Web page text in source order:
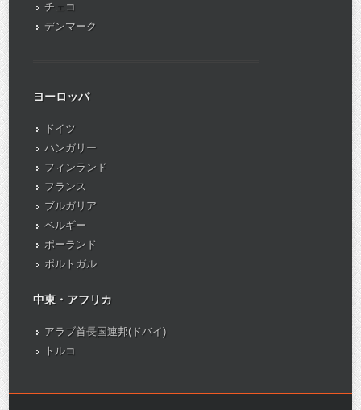
チェコ
デンマーク
ヨーロッパ
ドイツ
ハンガリー
フィンランド
フランス
ブルガリア
ベルギー
ポーランド
ポルトガル
中東・アフリカ
アラブ首長国連邦(ドバイ)
トルコ